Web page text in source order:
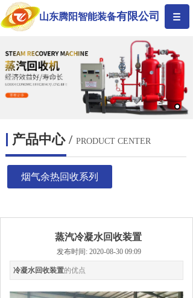
山东腾阳智能装备有限公司
产品中心/ PRODUCT CENTER
烟气余热回收系列
蒸汽冷凝水回收装置
发布时间: 2020-08-30 09:09
冷凝水回收装置的优点